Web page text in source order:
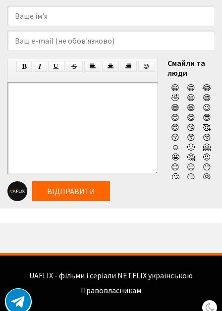
Смайли та
люди
😀
😁
😂
🤣
😃
😄
😅
😆
😉
😊
😋
😎
😍
😘
🥰
😗
😙
😚
☺️
🙂
🤗
🤩
🤔
🤨
😐
😑
😶
🙄
😏
😣
😖
😞
😟
😦
😧
🤪
ВІДПРАВИТИ
UAFLIX - фільми і серіали NETFLIX українською
Правовласникам